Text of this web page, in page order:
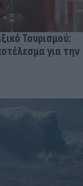
Τουρισμού:
για την